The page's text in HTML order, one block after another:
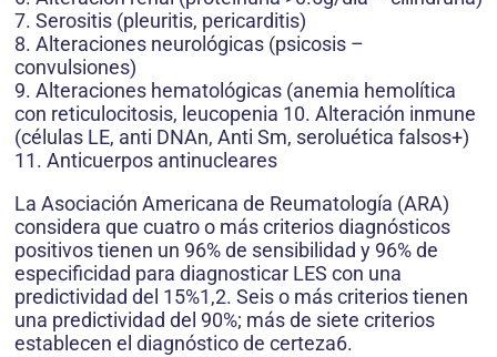
7. Serositis (pleuritis, pericarditis)
8. Alteraciones neurológicas (psicosis –
convulsiones)
9. Alteraciones hematológicas (anemia hemolítica
con reticulocitosis, leucopenia 10. Alteración inmune
(células LE, anti DNAn, Anti Sm, seroluética falsos+)
11. Anticuerpos antinucleares
La Asociación Americana de Reumatología (ARA)
considera que cuatro o más criterios diagnósticos
positivos tienen un 96% de sensibilidad y 96% de
especificidad para diagnosticar LES con una
predictividad del 15%1,2. Seis o más criterios tienen
una predictividad del 90%; más de siete criterios
establecen el diagnóstico de certeza6.